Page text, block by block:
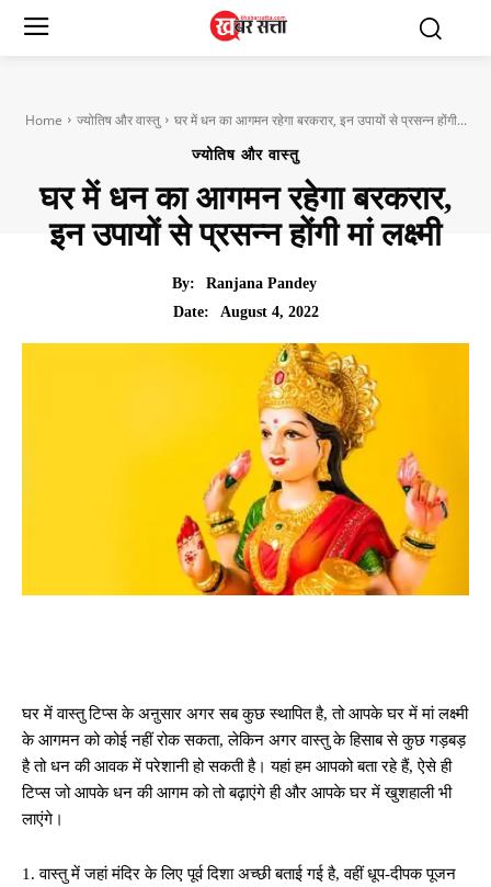
Home ज्योतिष और वास्तु घर में धन का आगमन रहेगा बरकरार, इन उपायों से प्रसन्न होंगी...
ज्योतिष और वास्तु
घर में धन का आगमन रहेगा बरकरार,
इन उपायों से प्रसन्न होंगी मां लक्ष्मी
By:
Ranjana Pandey
Date:
August 4, 2022
घर में वास्तु टिप्स के अऩुसार अगर सब कुछ स्थापित है, तो आपके घर में मां लक्ष्मी
के आगमन को कोई नहीं रोक सकता, लेकिन अगर वास्तु के हिसाब से कुछ गड़बड़
है तो धन की आवक में परेशानी हो सकती है। यहां हम आपको बता रहे हैं, ऐसे ही
टिप्स जो आपके धन की आगम को तो बढ़ाएंगे ही और आपके घर में खुशहाली भी
लाएंगे।
1. वास्तु में जहां मंदिर के लिए पूर्व दिशा अच्छी बताई गई है, वहीं धूप-दीपक पूजन